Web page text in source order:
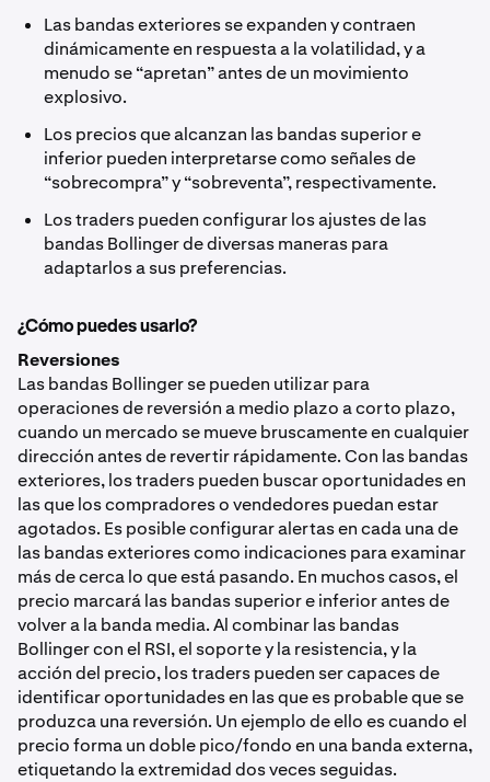
Las bandas exteriores se expanden y contraen
dinámicamente en respuesta a la volatilidad, y a
menudo se “apretan” antes de un movimiento
explosivo.
Los precios que alcanzan las bandas superior e
inferior pueden interpretarse como señales de
“sobrecompra” y “sobreventa”, respectivamente.
Los traders pueden configurar los ajustes de las
bandas Bollinger de diversas maneras para
adaptarlos a sus preferencias.
¿Cómo puedes usarlo?
Reversiones
Las bandas Bollinger se pueden utilizar para
operaciones de reversión a medio plazo a corto plazo,
cuando un mercado se mueve bruscamente en cualquier
dirección antes de revertir rápidamente. Con las bandas
exteriores, los traders pueden buscar oportunidades en
las que los compradores o vendedores puedan estar
agotados. Es posible configurar alertas en cada una de
las bandas exteriores como indicaciones para examinar
más de cerca lo que está pasando. En muchos casos, el
precio marcará las bandas superior e inferior antes de
volver a la banda media. Al combinar las bandas
Bollinger con el RSI, el soporte y la resistencia, y la
acción del precio, los traders pueden ser capaces de
identificar oportunidades en las que es probable que se
produzca una reversión. Un ejemplo de ello es cuando el
precio forma un doble pico/fondo en una banda externa,
etiquetando la extremidad dos veces seguidas.